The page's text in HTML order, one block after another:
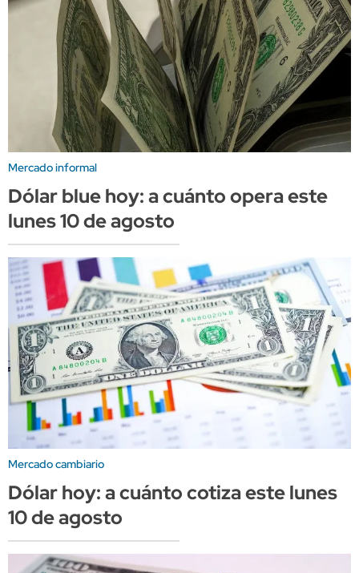
Mercado informal
Dólar blue hoy: a cuánto opera este
lunes 10 de agosto
Mercado cambiario
Dólar hoy: a cuánto cotiza este lunes
10 de agosto